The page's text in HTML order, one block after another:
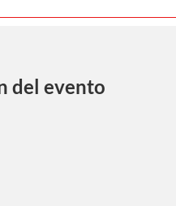
del evento